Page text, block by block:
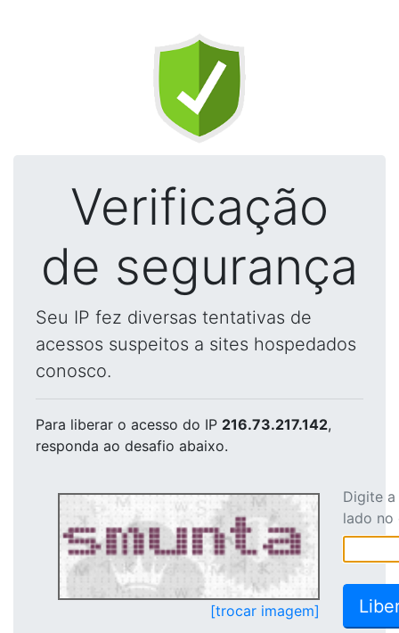
Verificação
de segurança
Seu IP fez diversas tentativas de
acessos suspeitos a sites hospedados
conosco.
Para liberar o acesso do IP 216.73.217.142,
responda ao desafio abaixo.
[trocar imagem]
Digite
lado no